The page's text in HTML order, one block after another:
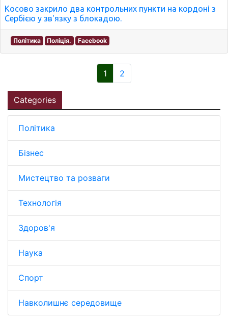
Косово закрило два контрольних пункти на кордоні з
Сербією у зв'язку з блокадою.
Політика Поліція. Facebook
1 2
Categories
Політика
Бізнес
Мистецтво та розваги
Технологія
Здоров'я
Наука
Спорт
Навколишнє середовище